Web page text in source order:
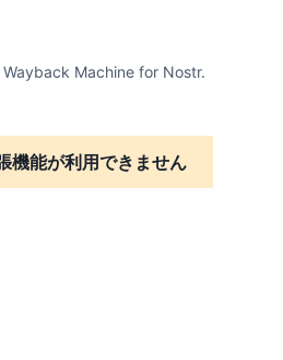
Wayback Machine for Nostr.
機能が利用できません